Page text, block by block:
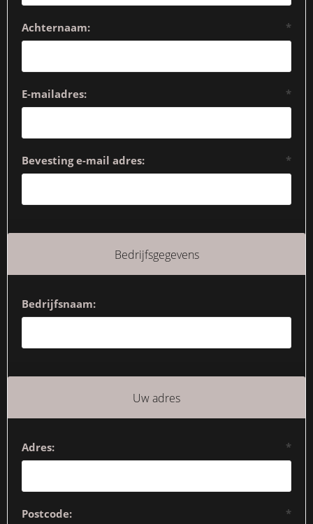
Achternaam: *
E-mailadres: *
Bevesting e-mail adres: *
Bedrijfsgegevens
Bedrijfsnaam:
Uw adres
Adres: *
Postcode: *